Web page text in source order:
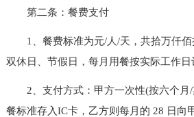
第二条：餐费支付
1、餐费标准为元/人/天，共拾万仟佰
双休日、节假日，每月用餐按实际工作日
2、支付方式：甲方一次性(按六个月/
餐标准存入IC卡，乙方则每月的 28 日向